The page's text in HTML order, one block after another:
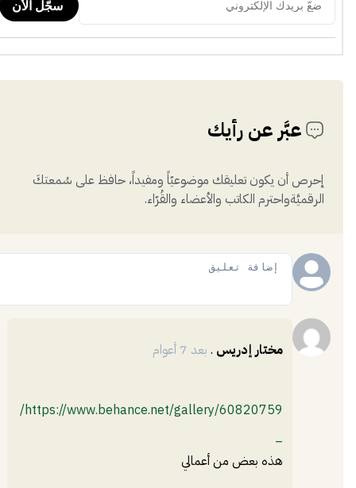
عبَّر عن رأيك
إحرص أن يكون تعليقك موضوعيّاً ومفيداً، حافظ على سُمعتكَ
الرقميَّةواحترم الكاتب والأعضاء والقُرّاء.
مختار إدريس . بعد 7 أعوام
https://www.behance.net/gallery/60820759/
هذه بعض من أعمالي